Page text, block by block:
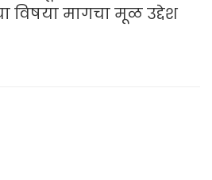
विषया मागचा मूळ उद्देश